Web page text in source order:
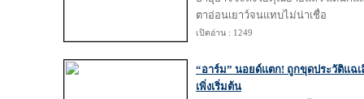
ตาอ่อนเยาว์จนแทบไม่น่าเชื่อ
เปิดอ่าน : 1249
“อาร์ม” นอยด์แตก! ถูกขุดประวัติแฉ
เพิ่งเริ่มต้น